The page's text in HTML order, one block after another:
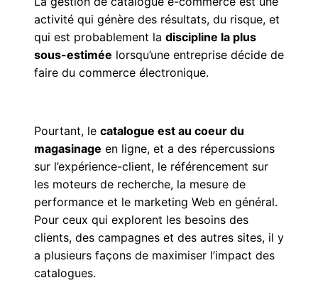
activité qui génère des résultats, du risque, et
qui est probablement la discipline la plus
sous-estimée lorsqu’une entreprise décide de
faire du commerce électronique.
Pourtant, le catalogue est au coeur du
magasinage en ligne, et a des répercussions
sur l’expérience-client, le référencement sur
les moteurs de recherche, la mesure de
performance et le marketing Web en général.
Pour ceux qui explorent les besoins des
clients, des campagnes et des autres sites, il y
a plusieurs façons de maximiser l’impact des
catalogues.